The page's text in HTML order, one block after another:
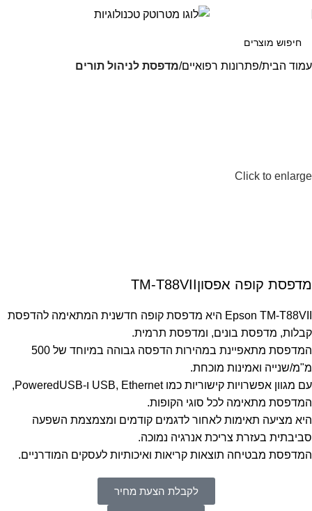
עמוד הבית פתרונות רפואיים מדפסת לניהול תורים
Click to enlarge
מדפסת קופה אפסוןTM-T88VII
Epson TM-T88VII היא מדפסת קופה חדשנית המתאימה להדפסת
קבלות, מדפסת בונים, ומדפסת תרמית.
המדפסת מתאפיינת במהירות הדפסה גבוהה במיוחד של 500
מ"מ/שנייה ואמינות מוכחת.
עם מגוון אפשרויות קישוריות כמו USB, Ethernet ו-PoweredUSB,
המדפסת מתאימה לכל סוגי הקופות.
היא מציעה תאימות לאחור לדגמים קודמים ומצמצמת השפעה
סביבתית בעזרת צריכת אנרגיה נמוכה.
המדפסת מבטיחה תוצאות קריאות ואיכותיות לעסקים המודרניים.
לקבלת הצעת מחיר